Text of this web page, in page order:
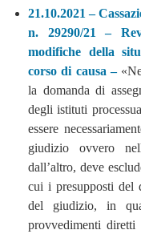
21.10.2021 –
n. 29290/21 –
modifiche della
corso di causa –
la domanda di
degli istituti
essere
giudizio ovvero
dall’altro, deve
cui i presupposti del
del giudizio, in
provvedimenti